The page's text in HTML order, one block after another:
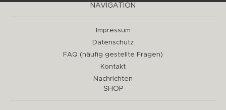
NAVIGATION
Impressum
Datenschutz
FAQ (häufig gestellte Fragen)
Kontakt
Nachrichten
SHOP